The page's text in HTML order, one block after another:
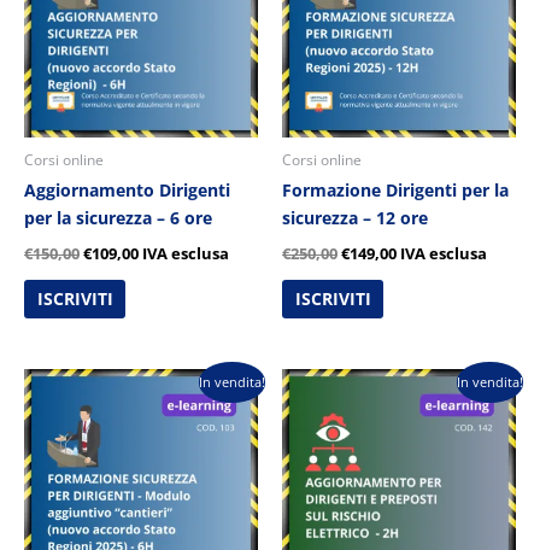
Corsi online
Aggiornamento Dirigenti
per la sicurezza – 6 ore
€150,00€109,00 IVA esclusa
ISCRIVITI
Corsi online
Formazione Dirigenti per la
sicurezza – 12 ore
€250,00€149,00 IVA esclusa
ISCRIVITI
In vendita!
Il
originale
era:
€150,00.
Il
prezzo
attuale
In vendita!
Il
originale
era:
€85,00.
Il
prezzo
attuale